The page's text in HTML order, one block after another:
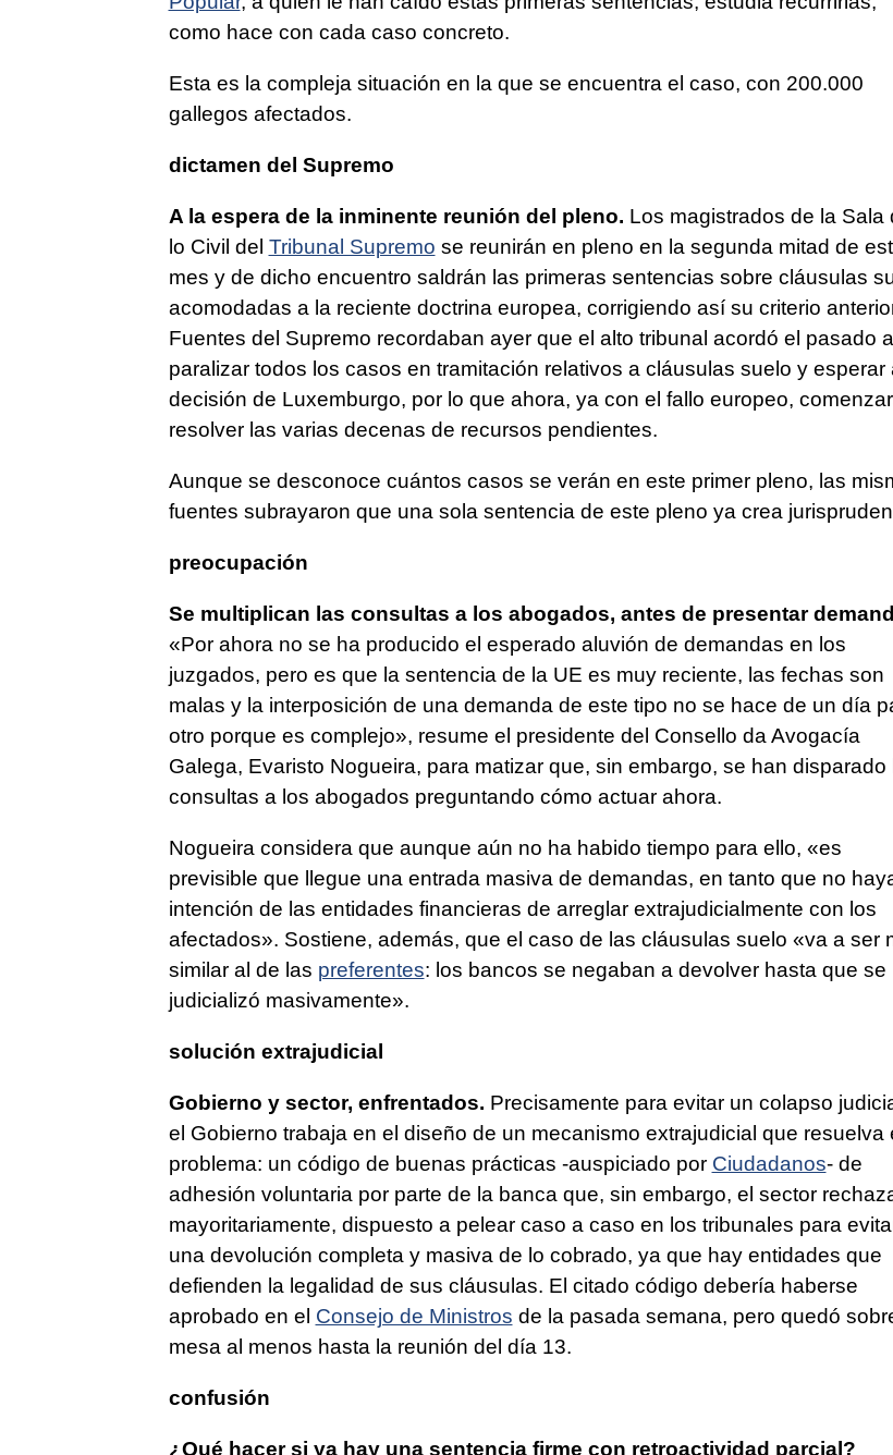
como hace con cada caso concreto.
Esta es la compleja situación en la que se encuentra el caso, con 200.000
gallegos afectados.
dictamen del Supremo
A la espera de la inminente reunión del pleno. Los magistrados de la Sala
lo Civil del Tribunal Supremo se reunirán en pleno en la segunda mitad de
mes y de dicho encuentro saldrán las primeras sentencias sobre cláusulas
acomodadas a la reciente doctrina europea, corrigiendo así su criterio
Fuentes del Supremo recordaban ayer que el alto tribunal acordó el pasado
paralizar todos los casos en tramitación relativos a cláusulas suelo y esperar
decisión de Luxemburgo, por lo que ahora, ya con el fallo europeo,
resolver las varias decenas de recursos pendientes.
Aunque se desconoce cuántos casos se verán en este primer pleno, las
fuentes subrayaron que una sola sentencia de este pleno ya crea
preocupación
Se multiplican las consultas a los abogados, antes de presentar
«Por ahora no se ha producido el esperado aluvión de demandas en los
juzgados, pero es que la sentencia de la UE es muy reciente, las fechas son
malas y la interposición de una demanda de este tipo no se hace de un día
otro porque es complejo», resume el presidente del Consello da Avogacía
Galega, Evaristo Nogueira, para matizar que, sin embargo, se han disparado
consultas a los abogados preguntando cómo actuar ahora.
Nogueira considera que aunque aún no ha habido tiempo para ello, «es
previsible que llegue una entrada masiva de demandas, en tanto que no
intención de las entidades financieras de arreglar extrajudicialmente con los
afectados». Sostiene, además, que el caso de las cláusulas suelo «va a ser
similar al de las preferentes: los bancos se negaban a devolver hasta que se
judicializó masivamente».
solución extrajudicial
Gobierno y sector, enfrentados. Precisamente para evitar un colapso
el Gobierno trabaja en el diseño de un mecanismo extrajudicial que resuelva
problema: un código de buenas prácticas -auspiciado por Ciudadanos- de
adhesión voluntaria por parte de la banca que, sin embargo, el sector
mayoritariamente, dispuesto a pelear caso a caso en los tribunales para
una devolución completa y masiva de lo cobrado, ya que hay entidades que
defienden la legalidad de sus cláusulas. El citado código debería haberse
aprobado en el Consejo de Ministros de la pasada semana, pero quedó
mesa al menos hasta la reunión del día 13.
confusión
¿Qué hacer si ya hay una sentencia firme con retroactividad parcial?